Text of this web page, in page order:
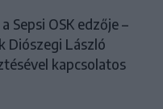
Sepsi OSK edzője –
Diószegi László
kapcsolatos